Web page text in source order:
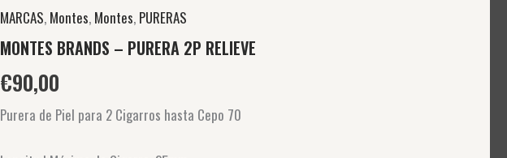
MARCAS, Montes, Montes, PURERAS
MONTES BRANDS – PURERA 2P RELIEVE
€90,00
Purera de Piel para 2 Cigarros hasta Cepo 70
-
2P
cantidad